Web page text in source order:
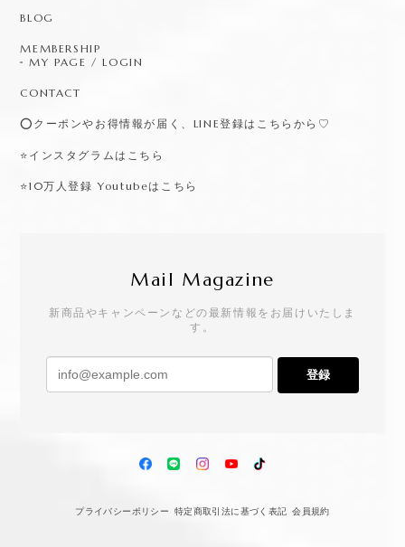
BLOG
MEMBERSHIP
MY PAGE / LOGIN
CONTACT
⭕️クーポンやお得情報が届く、LINE登録はこちらから♡
⭐️インスタグラムはこちら
⭐️10万人登録 Youtubeはこちら
Mail Magazine
新商品やキャンペーンなどの最新情報をお届けいたしま
す。
登録
プライバシーポリシー 特定商取引法に基づく表記 会員規約